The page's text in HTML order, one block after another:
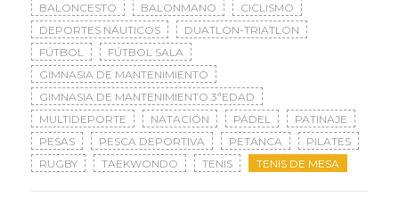
BALONCESTO
BALONMANO
CICLISMO
DEPORTES NÁUTICOS
DUATLON-TRIATLON
FÚTBOL
FÚTBOL SALA
GIMNASIA DE MANTENIMIENTO
GIMNASIA DE MANTENIMIENTO 3ªEDAD
MULTIDEPORTE
NATACIÓN PÁDEL
PATINAJE
PESAS
PESCA DEPORTIVA PETANCA
PILATES
RUGBY
TAEKWONDO TENIS TENIS DE MESA